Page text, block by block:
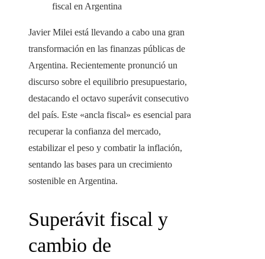
Javier Milei está llevando a cabo una gran
transformación en las finanzas públicas de
Argentina. Recientemente pronunció un
discurso sobre el equilibrio presupuestario,
destacando el octavo superávit consecutivo
del país. Este «ancla fiscal» es esencial para
recuperar la confianza del mercado,
estabilizar el peso y combatir la inflación,
sentando las bases para un crecimiento
sostenible en Argentina.
Superávit fiscal y
cambio de